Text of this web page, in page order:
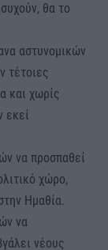
θα το
αστυνομικών
τέτοιες
και χωρίς
εκεί
να προσπαθεί
χώρο,
Ημαθία.
να
νέους